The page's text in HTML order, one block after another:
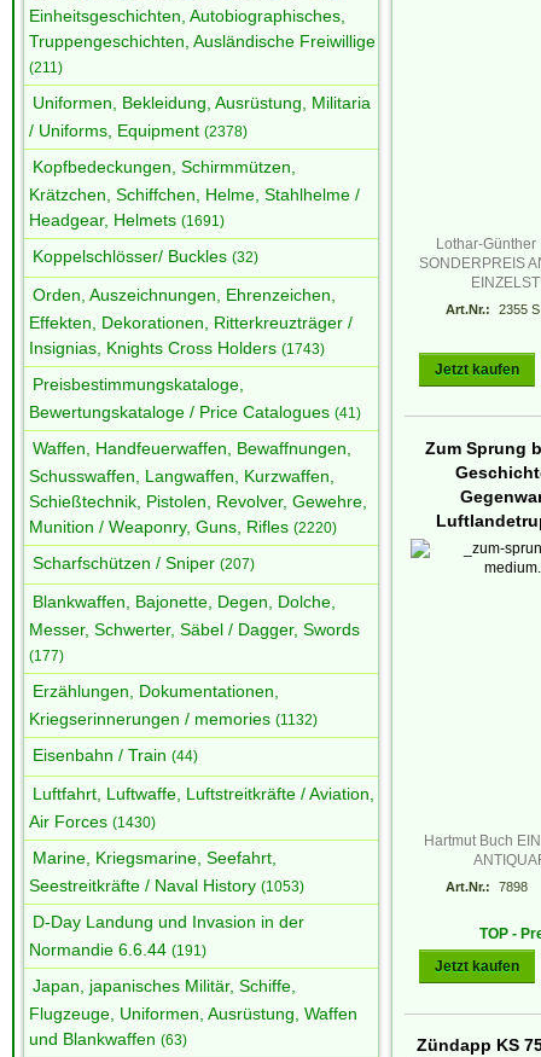
Einheitsgeschichten, Autobiographisches,
Truppengeschichten, Ausländische Freiwillige
(211)
Uniformen, Bekleidung, Ausrüstung, Militaria
/ Uniforms, Equipment (2378)
Kopfbedeckungen, Schirmmützen,
Krätzchen, Schiffchen, Helme, Stahlhelme /
Headgear, Helmets (1691)
Koppelschlösser/ Buckles (32)
Orden, Auszeichnungen, Ehrenzeichen,
Effekten, Dekorationen, Ritterkreuzträger /
Insignias, Knights Cross Holders (1743)
Preisbestimmungskataloge,
Bewertungskataloge / Price Catalogues (41)
Waffen, Handfeuerwaffen, Bewaffnungen,
Schusswaffen, Langwaffen, Kurzwaffen,
Schießtechnik, Pistolen, Revolver, Gewehre,
Munition / Weaponry, Guns, Rifles (2220)
Scharfschützen / Sniper (207)
Blankwaffen, Bajonette, Degen, Dolche,
Messer, Schwerter, Säbel / Dagger, Swords
(177)
Erzählungen, Dokumentationen,
Kriegserinnerungen / memories (1132)
Eisenbahn / Train (44)
Luftfahrt, Luftwaffe, Luftstreitkräfte / Aviation,
Air Forces (1430)
Marine, Kriegsmarine, Seefahrt,
Seestreitkräfte / Naval History (1053)
D-Day Landung und Invasion in der
Normandie 6.6.44 (191)
Japan, japanisches Militär, Schiffe,
Flugzeuge, Uniformen, Ausrüstung, Waffen
und Blankwaffen (63)
Lothar-
SONDERPREIS
Art.Nr.: 2355 S
Jetzt kaufen
Zum Sprung
Hartmut Buch
Art.Nr.: 7898
TOP -
Jetzt kaufen
Zündapp KS